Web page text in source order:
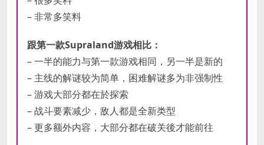
– 非常多笑料
跟第一款Supraland游戏相比：
– 一半的能力与第一款游戏相同，另一半是新的
– 主线的解谜较为简单，困难解谜多为非强制性
– 游戏大部分都在於探索
– 战斗要素减少，敌人都是全新类型
– 更多额外内容，大部分都在破关後才能前往